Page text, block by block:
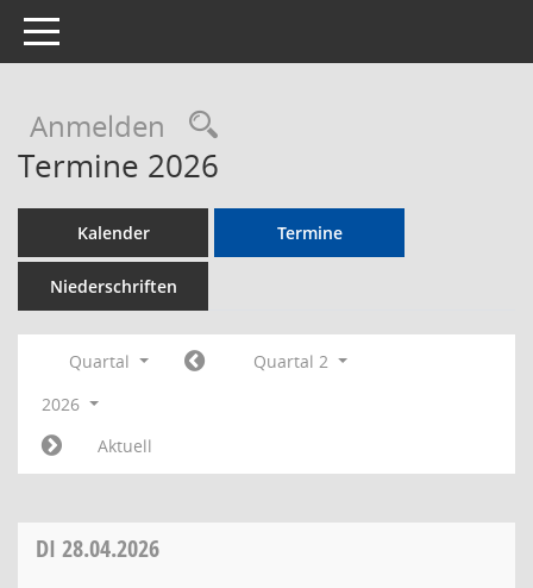
Toggle navigation
Anmelden Rechercheauswahl
Termine 2026
Kalender Termine
Niederschriften
Quartal
Quartal 2
2026
Aktuell
DI 28.04.2026